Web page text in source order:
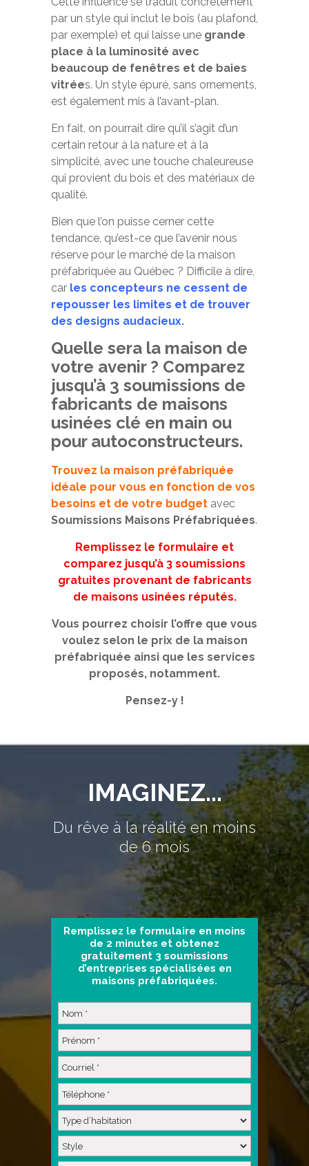
par un style qui inclut le bois (au plafond,
par exemple) et qui laisse une grande
place à la luminosité avec
beaucoup de fenêtres et de baies
vitrées. Un style épuré, sans ornements,
est également mis à l’avant-plan.
En fait, on pourrait dire qu’il s’agit d’un
certain retour à la nature et à la
simplicité, avec une touche chaleureuse
qui provient du bois et des matériaux de
qualité.
Bien que l’on puisse cerner cette
tendance, qu’est-ce que l’avenir nous
réserve pour le marché de la maison
préfabriquée au Québec ? Difficile à dire,
car les concepteurs ne cessent de
repousser les limites et de trouver
des designs audacieux.
Quelle sera la maison de
votre avenir ? Comparez
jusqu’à 3 soumissions de
fabricants de maisons
usinées clé en main ou
pour autoconstructeurs.
Trouvez la maison préfabriquée
idéale pour vous en fonction de vos
besoins et de votre budget avec
Soumissions Maisons Préfabriquées.
Remplissez le formulaire et
comparez jusqu’à 3 soumissions
gratuites provenant de fabricants
de maisons usinées réputés.
Vous pourrez choisir l’offre que vous
voulez selon le prix de la maison
préfabriquée ainsi que les services
proposés, notamment.
Pensez-y !
IMAGINEZ...
Du rêve à la réalité en moins
de 6 mois
Remplissez le formulaire en moins
de 2 minutes et obtenez
gratuitement 3 soumissions
d’entreprises spécialisées en
maisons préfabriquées.